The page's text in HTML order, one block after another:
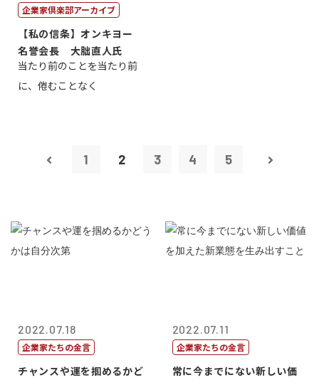
企業家倶楽部アーカイブ
【私の信条】オンキヨー
名誉会長 大朏直人氏
当たり前のことを当たり前
に、倦むことなく
1 2 3 4 5
2022.07.18
企業家たちの金言
チャンスや運を掴めるかど
2022.07.11
企業家たちの金言
常に今までにない新しい価